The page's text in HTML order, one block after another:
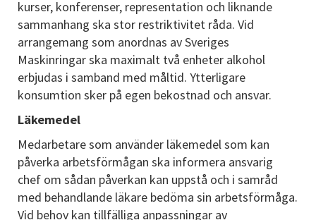
kurser, konferenser, representation och liknande
sammanhang ska stor restriktivitet råda. Vid
arrangemang som anordnas av Sveriges
Maskinringar ska maximalt två enheter alkohol
erbjudas i samband med måltid. Ytterligare
konsumtion sker på egen bekostnad och ansvar.
Läkemedel
Medarbetare som använder läkemedel som kan
påverka arbetsförmågan ska informera ansvarig
chef om sådan påverkan kan uppstå och i samråd
med behandlande läkare bedöma sin arbetsförmåga.
Vid behov kan tillfälliga anpassningar av